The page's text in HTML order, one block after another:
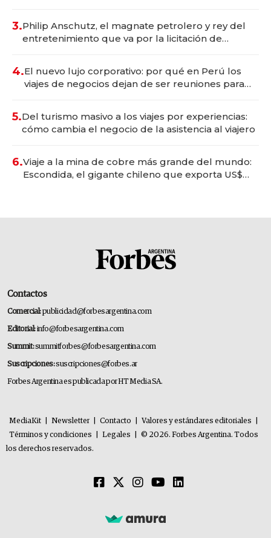
3.Philip Anschutz, el magnate petrolero y rey del
entretenimiento que va por la licitación de
4.El nuevo lujo corporativo: por qué en Perú los
viajes de negocios dejan de ser reuniones para
5.Del turismo masivo a los viajes por experiencias:
cómo cambia el negocio de la asistencia al viajero
6.Viaje a la mina de cobre más grande del mundo:
Escondida, el gigante chileno que exporta US$
Contactos
Comercial:publicidad@forbesargentina.com
Editorial:info@forbesargentina.com
Summit:summitforbes@forbesargentina.com
Suscripciones:suscripciones@forbes.ar
Forbes Argentina es publicada por HT Media SA.
MediaKit Newsletter Contacto Valores y estándares editoriales
Términos y condiciones
Legales
© 2026. Forbes Argentina. Todos
los derechos reservados.